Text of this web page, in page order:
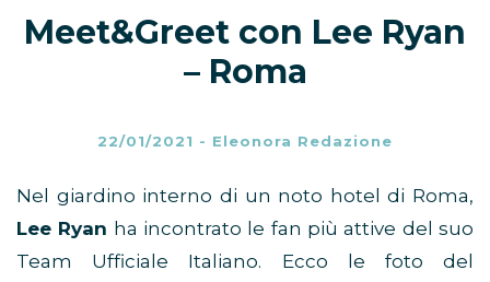
Meet&Greet con Lee Ryan
– Roma
22/01/2021 - Eleonora Redazione
Nel giardino interno di un noto hotel di Roma,
Lee Ryan ha incontrato le fan più attive del suo
Team Ufficiale Italiano. Ecco le foto del